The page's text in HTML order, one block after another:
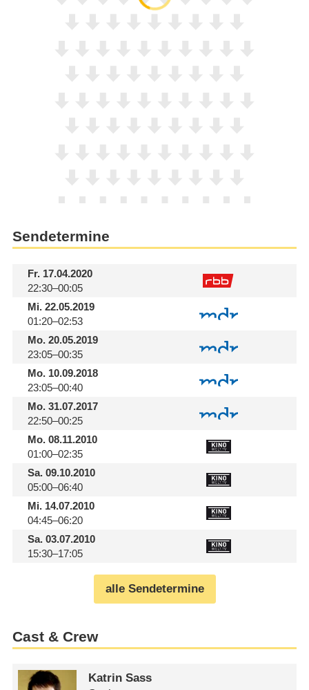
Sendetermine
Fr.17.04.2020
22:30–00:05
Mi.22.05.2019
01:20–02:53
Mo.20.05.2019
23:05–00:35
Mo.10.09.2018
23:05–00:40
Mo.31.07.2017
22:50–00:25
Mo.08.11.2010
01:00–02:35
Sa.09.10.2010
05:00–06:40
Mi.14.07.2010
04:45–06:20
Sa.03.07.2010
15:30–17:05
alle Sendetermine
Cast & Crew
Katrin Sass